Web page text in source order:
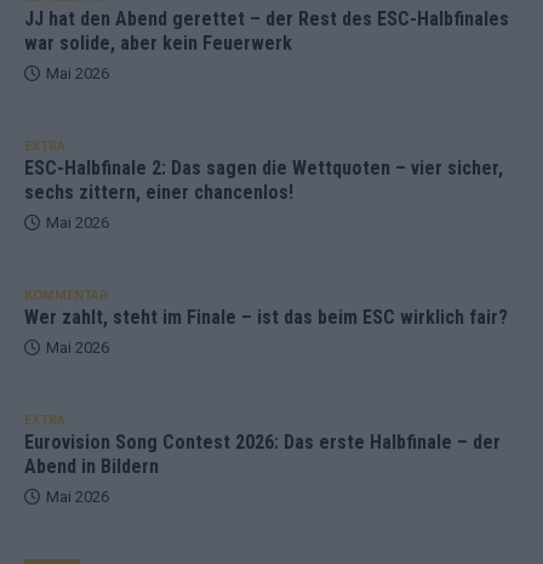
JJ hat den Abend gerettet – der Rest des ESC-Halbfinales
war solide, aber kein Feuerwerk
Mai 2026
EXTRA
ESC-Halbfinale 2: Das sagen die Wettquoten – vier sicher,
sechs zittern, einer chancenlos!
Mai 2026
KOMMENTAR
Wer zahlt, steht im Finale – ist das beim ESC wirklich fair?
Mai 2026
EXTRA
Eurovision Song Contest 2026: Das erste Halbfinale – der
Abend in Bildern
Mai 2026